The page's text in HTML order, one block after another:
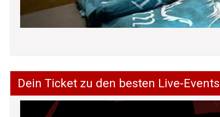
Dein Ticket zu den besten Live-Events